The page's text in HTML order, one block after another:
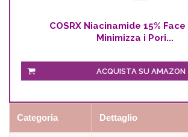
COSRX Niacinamide 15%
Minimizza i Pori...
ACQUISTA SU AMAZON
Categoria Dettaglio